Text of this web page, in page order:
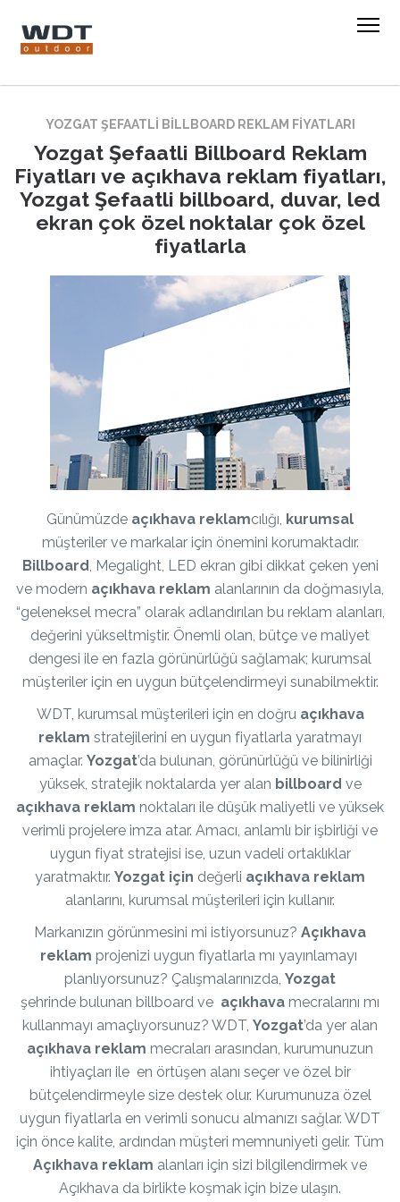
YOZGAT ŞEFAATLI BILLBOARD REKLAM FIYATLARI
Yozgat Şefaatli Billboard Reklam
Fiyatları ve açıkhava reklam fiyatları,
Yozgat Şefaatli billboard, duvar, led
ekran çok özel noktalar çok özel
fiyatlarla
Günümüzde açıkhava reklamcılığı, kurumsal
müşteriler ve markalar için önemini korumaktadır.
Billboard, Megalight, LED ekran gibi dikkat çeken yeni
ve modern açıkhava reklam alanlarının da doğmasıyla,
“geleneksel mecra” olarak adlandırılan bu reklam alanları,
değerini yükseltmiştir. Önemli olan, bütçe ve maliyet
dengesi ile en fazla görünürlüğü sağlamak; kurumsal
müşteriler için en uygun bütçelendirmeyi sunabilmektir.
WDT, kurumsal müşterileri için en doğru açıkhava
reklam stratejilerini en uygun fiyatlarla yaratmayı
amaçlar. Yozgat’da bulunan, görünürlüğü ve bilinirliği
yüksek, stratejik noktalarda yer alan billboard ve
açıkhava reklam noktaları ile düşük maliyetli ve yüksek
verimli projelere imza atar. Amacı, anlamlı bir işbirliği ve
uygun fiyat stratejisi ise, uzun vadeli ortaklıklar
yaratmaktır. Yozgat için değerli açıkhava reklam
alanlarını, kurumsal müşterileri için kullanır.
Markanızın görünmesini mi istiyorsunuz? Açıkhava
reklam projenizi uygun fiyatlarla mı yayınlamayı
planlıyorsunuz? Çalışmalarınızda, Yozgat
şehrinde bulunan billboard ve açıkhava mecralarını mı
kullanmayı amaçlıyorsunuz? WDT, Yozgat’da yer alan
açıkhava reklam mecraları arasından, kurumunuzun
ihtiyaçları ile en örtüşen alanı seçer ve özel bir
bütçelendirmeyle size destek olur. Kurumunuza özel
uygun fiyatlarla en verimli sonucu almanızı sağlar. WDT
için önce kalite, ardından müşteri memnuniyeti gelir. Tüm
Açıkhava reklam alanları için sizi bilgilendirmek ve
Açıkhava da birlikte koşmak için bize ulaşın.